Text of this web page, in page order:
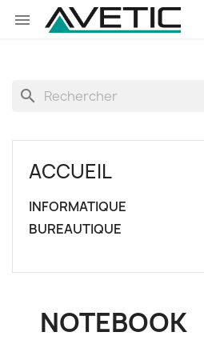

search
ACCUEIL
INFORMATIQUE
BUREAUTIQUE
NOTEBOOK